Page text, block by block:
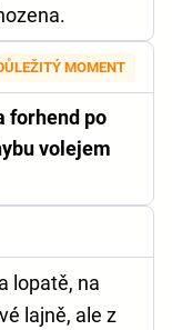
MOMENT
forhend po
volejem
lopatě, na
lajně, ale z